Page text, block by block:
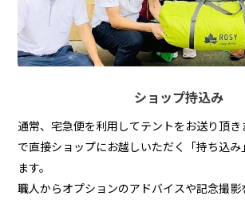
ショップ持込み
通常、宅急便を利用してテントをお送り頂
で直接ショップにお越しいただく「持ち込
ます。
職人からオプションのアドバイスや記念撮